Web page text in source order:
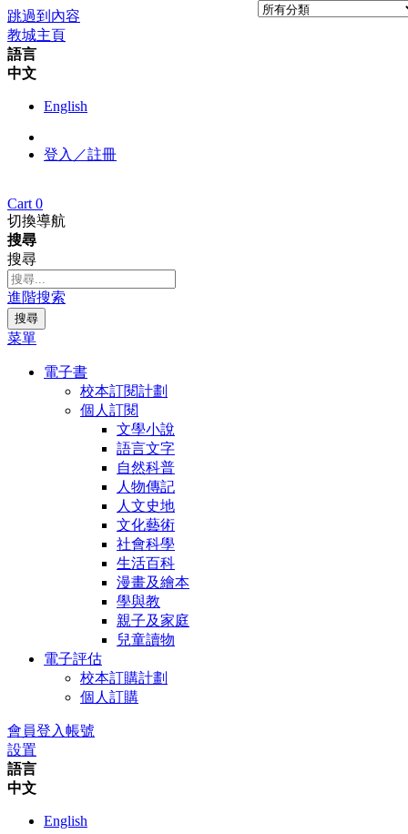
跳過到內容
教城主頁
語言
中文
English
登入／註冊
Cart 0
切換導航
搜尋
搜尋
進階搜索
搜尋
菜單
電子書
校本訂閱計劃
個人訂閱
文學小說
語言文字
自然科普
人物傳記
人文史地
文化藝術
社會科學
生活百科
漫畫及繪本
學與教
親子及家庭
兒童讀物
電子評估
校本訂購計劃
個人訂購
會員登入帳號
設置
語言
中文
English